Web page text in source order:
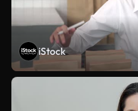
iStock